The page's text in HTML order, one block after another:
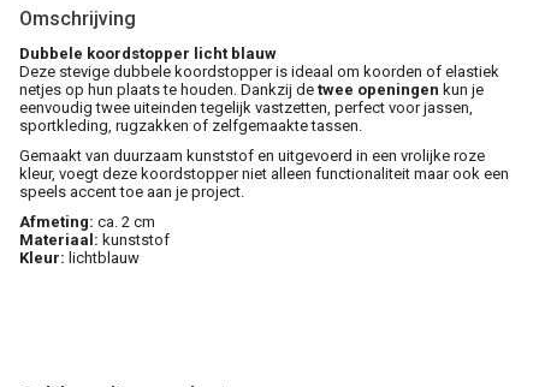
Omschrijving
Dubbele koordstopper licht blauw
Deze stevige dubbele koordstopper is ideaal om koorden of elastiek
netjes op hun plaats te houden. Dankzij de twee openingen kun je
eenvoudig twee uiteinden tegelijk vastzetten, perfect voor jassen,
sportkleding, rugzakken of zelfgemaakte tassen.
Gemaakt van duurzaam kunststof en uitgevoerd in een vrolijke roze
kleur, voegt deze koordstopper niet alleen functionaliteit maar ook een
speels accent toe aan je project.
Afmeting: ca. 2 cm
Materiaal: kunststof
Kleur: lichtblauw